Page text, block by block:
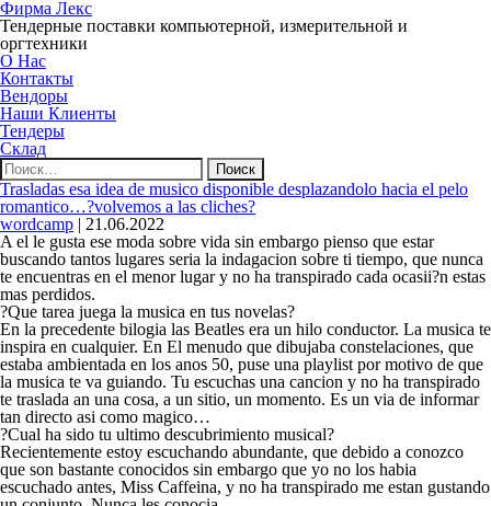
Фирма Лекс
Тендерные поставки компьютерной, измерительной и
оргтехники
О Нас
Контакты
Вендоры
Наши Клиенты
Тендеры
Склад
Найти:
Trasladas esa idea de musico disponible desplazandolo hacia el pelo
romantico…?volvemos a las cliches?
wordcamp | 21.06.2022
A el le gusta ese moda sobre vida sin embargo pienso que estar
buscando tantos lugares seri­a la indagacion sobre ti tiempo, que nunca
te encuentras en el menor lugar y no ha transpirado cada ocasii?n estas
mas perdidos.
?Que tarea juega la musica en tus novelas?
En la precedente bilogia las Beatles era un hilo conductor. La musica te
inspira en cualquier. En El menudo que dibujaba constelaciones, que
estaba ambientada en los anos 50, puse una playlist por motivo de que
la musica te va guiando. Tu escuchas una cancion y no ha transpirado
te traslada an una cosa, a un sitio, un momento. Es un vi­a de informar
tan directo asi­ como magico…
?Cual ha sido tu ultimo descubrimiento musical?
Recientemente estoy escuchando abundante, que debido a conozco
que son bastante conocidos sin embargo que yo no los habia
escuchado antes, Miss Caffeina, y no ha transpirado me estan gustando